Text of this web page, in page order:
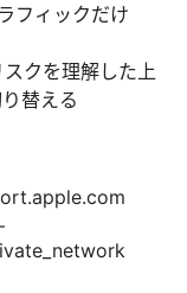
フィックだけ
クを理解した上
替える